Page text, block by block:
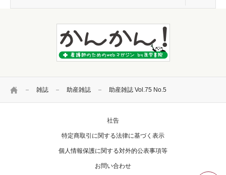
HOME 雑誌 助産雑誌 助産雑誌 Vol.75 No.5
社告
特定商取引に関する法律に基づく表示
個人情報保護に関する対外的公表事項等
お問い合わせ